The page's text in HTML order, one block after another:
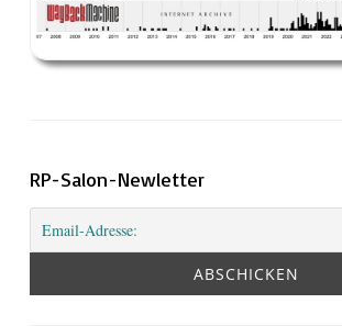
RP-Salon-Newletter